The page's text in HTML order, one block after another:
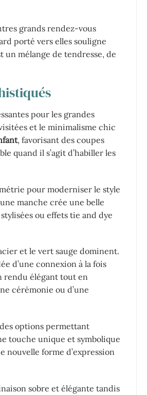
grands rendez-vous
porté vers elles souligne
un mélange de tendresse, de
pour les grandes
et le minimalisme chic
, favorisant des coupes
quand il s’agit d’habiller les
pour moderniser le style
manche crée une belle
ou effets tie and dye
et le vert sauge dominent.
d’une connexion à la fois
rendu élégant tout en
cérémonie ou d’une
options permettant
touche unique et symbolique
nouvelle forme d’expression
sobre et élégante tandis